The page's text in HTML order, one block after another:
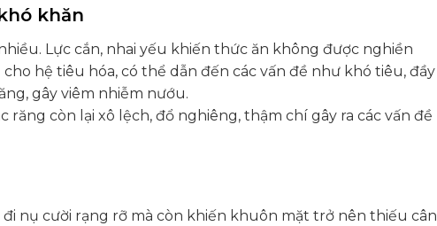
khăn
Lực cắn, nhai yếu khiến thức ăn không được nghiền
hệ tiêu hóa, có thể dẫn đến các vấn đề như khó tiêu, đầy
gây viêm nhiễm nướu.
răng còn lại xô lệch, đổ nghiêng, thậm chí gây ra các vấn đề
nụ cười rạng rỡ mà còn khiến khuôn mặt trở nên thiếu cân